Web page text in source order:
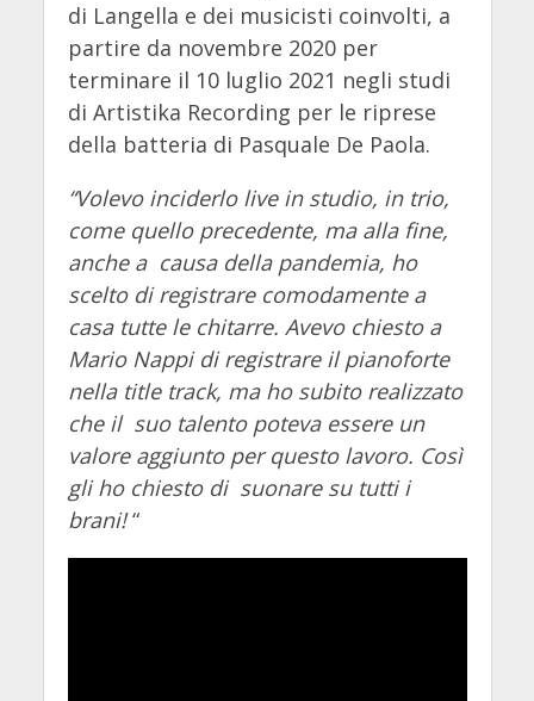
di Langella e dei musicisti coinvolti, a
partire da novembre 2020 per
terminare il 10 luglio 2021 negli studi
di Artistika Recording per le riprese
della batteria di Pasquale De Paola.
“Volevo inciderlo live in studio, in trio,
come quello precedente, ma alla fine,
anche a causa della pandemia, ho
scelto di registrare comodamente a
casa tutte le chitarre. Avevo chiesto a
Mario Nappi di registrare il pianoforte
nella title track, ma ho subito realizzato
che il suo talento poteva essere un
valore aggiunto per questo lavoro. Così
gli ho chiesto di suonare su tutti i
brani!“